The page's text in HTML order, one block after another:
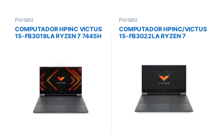
Portátil
COMPUTADOR HPINC VICTUS
15-FB3019LA RYZEN 7 7445H
Portátil
COMPUTADOR HPINC/VICTUS
15-FB3022LA RYZEN 7